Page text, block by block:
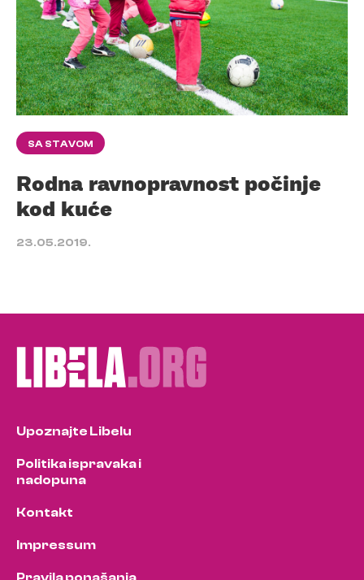
SA STAVOM
Rodna ravnopravnost počinje
kod kuće
23.05.2019.
Upoznajte Libelu
Politika ispravaka i
nadopuna
Kontakt
Impressum